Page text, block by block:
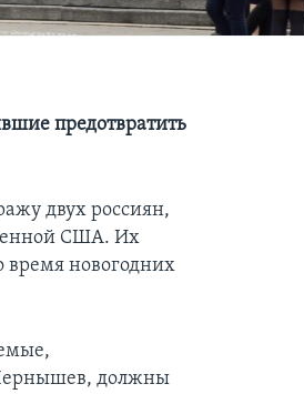
предотвратить
двух россиян,
США. Их
время новогодних
должны